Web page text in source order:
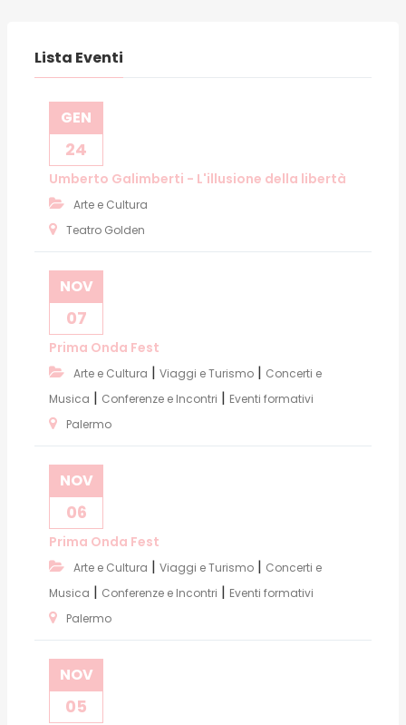
Lista Eventi
GEN
24
Umberto Galimberti - L'illusione della libertà
Arte e Cultura
Teatro Golden
NOV
07
Prima Onda Fest
Arte e Cultura | Viaggi e Turismo | Concerti e
Musica | Conferenze e Incontri | Eventi formativi
Palermo
NOV
06
Prima Onda Fest
Arte e Cultura | Viaggi e Turismo | Concerti e
Musica | Conferenze e Incontri | Eventi formativi
Palermo
NOV
05